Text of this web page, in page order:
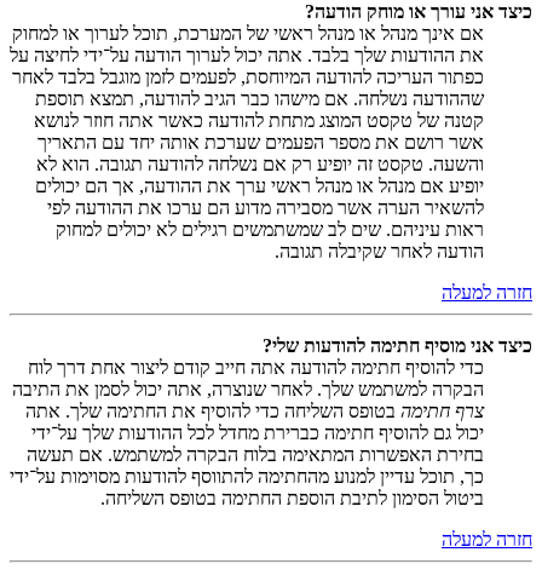
כיצד אני עורך או מוחק הודעה?
אם אינך מנהל או מנהל ראשי של המערכת, תוכל לערוך או למחוק
את ההודעות שלך בלבד. אתה יכול לערוך הודעה על־ידי לחיצה על
כפתור העריכה להודעה המיוחסת, לפעמים לזמן מוגבל בלבד לאחר
שההודעה נשלחה. אם מישהו כבר הגיב להודעה, תמצא תוספת
קטנה של טקסט המוצג מתחת להודעה כאשר אתה חוזר לנושא
אשר רושם את מספר הפעמים שערכת אותה יחד עם התאריך
והשעה. טקסט זה יופיע רק אם נשלחה להודעה תגובה. הוא לא
יופיע אם מנהל או מנהל ראשי ערך את ההודעה, אך הם יכולים
להשאיר הערה אשר מסבירה מדוע הם ערכו את ההודעה לפי
ראות עיניהם. שים לב שמשתמשים רגילים לא יכולים למחוק
הודעה לאחר שקיבלה תגובה.
חזרה למעלה
כיצד אני מוסיף חתימה להודעות שלי?
כדי להוסיף חתימה להודעה אתה חייב קודם ליצור אחת דרך לוח
הבקרה למשתמש שלך. לאחר שנוצרה, אתה יכול לסמן את התיבה
צרף חתימה בטופס השליחה כדי להוסיף את החתימה שלך. אתה
יכול גם להוסיף חתימה כברירת מחדל לכל ההודעות שלך על־ידי
בחירת האפשרות המתאימה בלוח הבקרה למשתמש. אם תעשה
כך, תוכל עדיין למנוע מהחתימה להתווסף להודעות מסוימות על־ידי
ביטול הסימון לתיבת הוספת החתימה בטופס השליחה.
חזרה למעלה